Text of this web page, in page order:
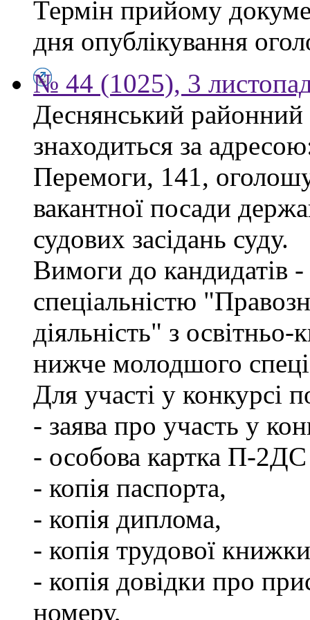
Термін прийому
дня опублікування
№ 44 (1025), 3
Деснянський
знаходиться за
Перемоги, 141,
вакантної посади
судових засідань суду.
Вимоги до кандидатів -
спеціальністю
діяльність" з
нижче молодшого
Для участі у конкурсі
- заява про участь у
- особова картка П-
- копія паспорта,
- копія диплома,
- копія трудової
- копія довідки про
номеру,